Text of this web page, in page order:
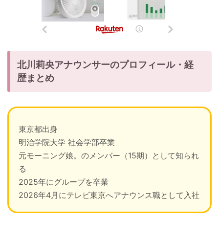
北川莉央アナウンサーのプロフィール・経
歴まとめ
東京都出身
明治学院大学 社会学部卒業
元モーニング娘。のメンバー（15期）として知られ
る
2025年にグループを卒業
2026年4月にテレビ東京へアナウンス職として入社